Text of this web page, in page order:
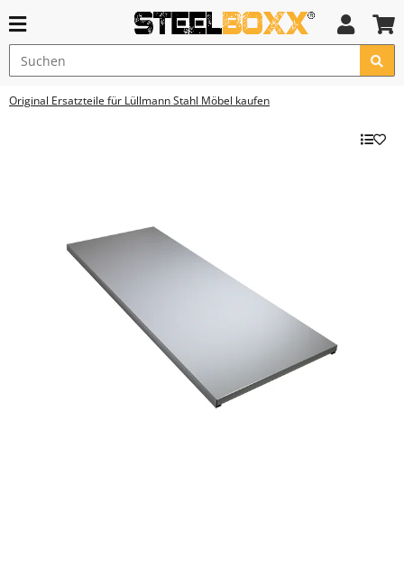
Original Ersatzteile für Lüllmann Stahl Möbel kaufen